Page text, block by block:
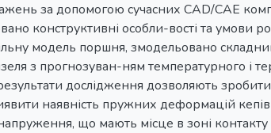
за допомогою сучасних CAD/CAE
конструктивні особли-вості та умови
модель поршня, змодельовано
з прогнозуван-ням температурного і
результати дослідження дозволяють
наявність пружних деформацій
що мають місце в зоні контакту